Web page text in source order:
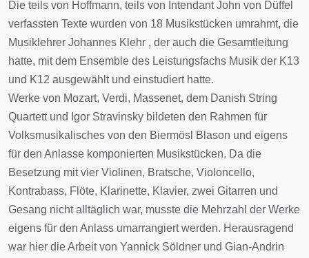
Die teils von Hoffmann, teils von Intendant John von Düffel
verfassten Texte wurden von 18 Musikstücken umrahmt, die
Musiklehrer Johannes Klehr , der auch die Gesamtleitung
hatte, mit dem Ensemble des Leistungsfachs Musik der K13
und K12 ausgewählt und einstudiert hatte.
Werke von Mozart, Verdi, Massenet, dem Danish String
Quartett und Igor Stravinsky bildeten den Rahmen für
Volksmusikalisches von den Biermösl Blason und eigens
für den Anlasse komponierten Musikstücken. Da die
Besetzung mit vier Violinen, Bratsche, Violoncello,
Kontrabass, Flöte, Klarinette, Klavier, zwei Gitarren und
Gesang nicht alltäglich war, musste die Mehrzahl der Werke
eigens für den Anlass umarrangiert werden. Herausragend
war hier die Arbeit von Yannick Söldner und Gian-Andrin